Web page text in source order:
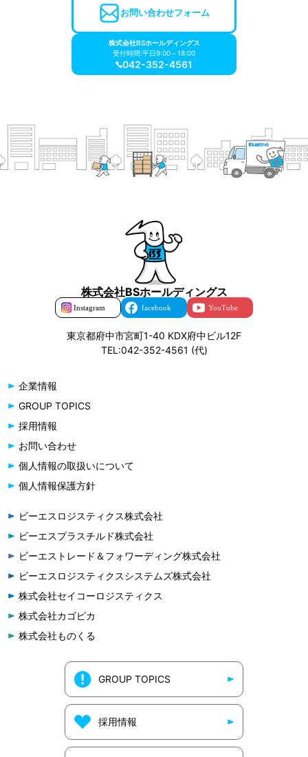
お問い合わせフォーム
株式会社BSホールディングス
受付時間:平日9:00～18:00
042-352-4561
株式会社BSホールディングス
東京都府中市宮町1-40 KDX府中ビル12F
TEL:042-352-4561 (代)
企業情報
GROUP TOPICS
採用情報
お問い合わせ
個人情報の取扱いについて
個人情報保護方針
ビーエスロジスティクス株式会社
ビーエスプラスチルド株式会社
ビーエストレード＆フォワーディング株式会社
ビーエスロジスティクスシステムズ株式会社
株式会社セイコーロジスティクス
株式会社カゴピカ
株式会社ものくる
GROUP TOPICS
採用情報